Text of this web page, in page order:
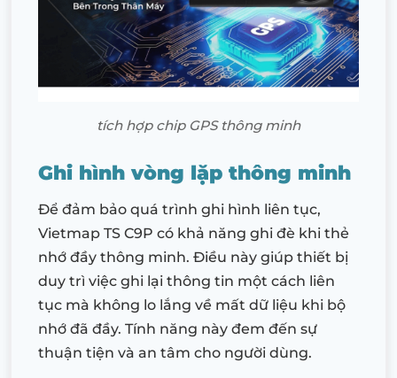
tích hợp chip GPS thông minh
Ghi hình vòng lặp thông minh
Để đảm bảo quá trình ghi hình liên tục,
Vietmap TS C9P có khả năng ghi đè khi thẻ
nhớ đầy thông minh. Điều này giúp thiết bị
duy trì việc ghi lại thông tin một cách liên
tục mà không lo lắng về mất dữ liệu khi bộ
nhớ đã đầy. Tính năng này đem đến sự
thuận tiện và an tâm cho người dùng.